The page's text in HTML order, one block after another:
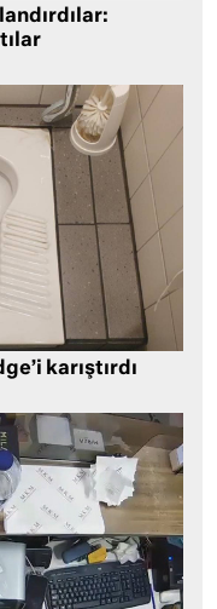
karıştırdı